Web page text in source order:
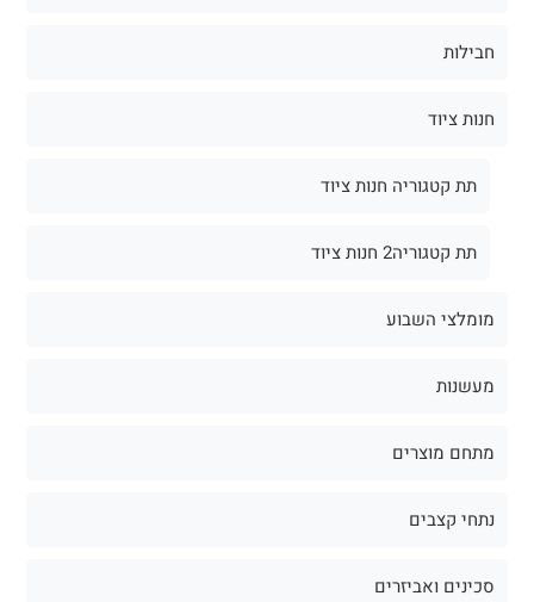
חבילות
חנות ציוד
תת קטגוריה חנות ציוד
תת קטגוריה2 חנות ציוד
מומלצי השבוע
מעשנות
מתחם מוצרים
נתחי קצבים
סכינים ואביזרים